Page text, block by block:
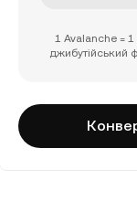
1 Avalanche =
джибутійський